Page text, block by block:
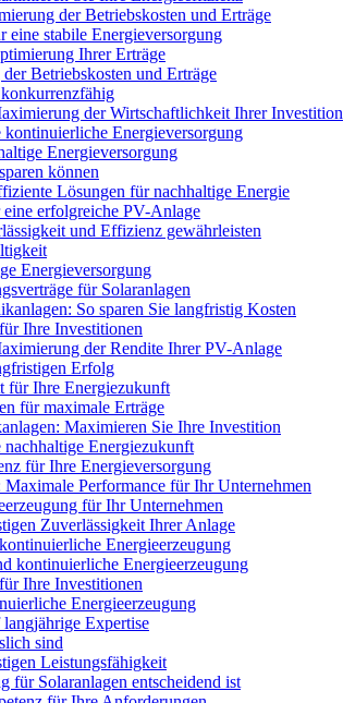
der Betriebskosten und Erträge
stabile Energieversorgung
Ihrer Erträge
Betriebskosten und Erträge
der Wirtschaftlichkeit Ihrer Investition
Energieversorgung
Energieversorgung
können
Lösungen für nachhaltige Energie
erfolgreiche PV-Anlage
und Effizienz gewährleisten
Energieversorgung
für Solaranlagen
So sparen Sie langfristig Kosten
Ihre Investitionen
der Rendite Ihrer PV-Anlage
Erfolg
für Ihre Energiezukunft
für maximale Erträge
Maximieren Sie Ihre Investition
Energiezukunft
für Ihre Energieversorgung
Performance für Ihr Unternehmen
für Ihr Unternehmen
Zuverlässigkeit Ihrer Anlage
Energieerzeugung
kontinuierliche Energieerzeugung
Ihre Investitionen
Energieerzeugung
Expertise
sind
Leistungsfähigkeit
für Solaranlagen entscheidend ist